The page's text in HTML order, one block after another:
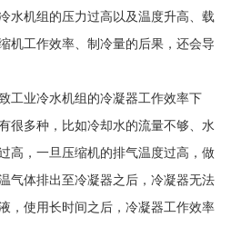
水机组的压力过高以及温度升高、载
机工作效率、制冷量的后果，还会导
业冷水机组的冷凝器工作效率下
很多种，比如冷却水的流量不够、水
高，一旦压缩机的排气温度过高，做
气体排出至冷凝器之后，冷凝器无法
，使用长时间之后，冷凝器工作效率